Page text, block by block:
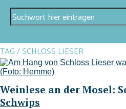
TAG / SCHLOSS LIESER
Weinlese an der Mosel:
Schwips